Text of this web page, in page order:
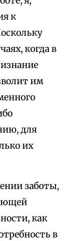
к
когда в
им
для
их
заботы,
как
в